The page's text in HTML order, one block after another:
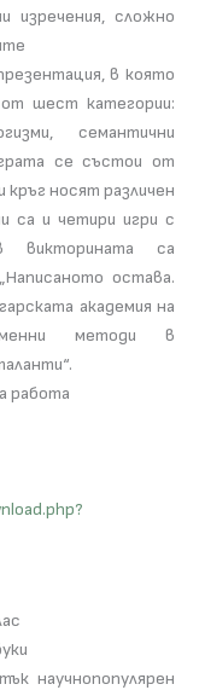
изречения, сложно
в която
шест категории:
семантични
се състои от
носят различен
са и четири игри с
викторината са
остава.
академия на
методи в
работа
научнопопулярен